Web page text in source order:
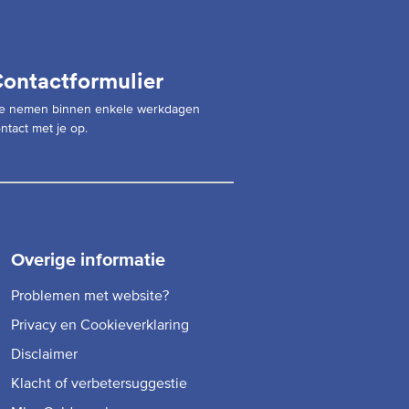
nemen binnen enkele werkdagen
met je op.
Overige informatie
Problemen met website?
Privacy en Cookieverklaring
Disclaimer
Klacht of verbetersuggestie